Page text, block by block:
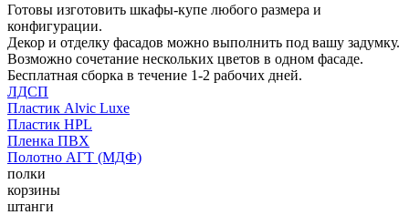
Готовы изготовить шкафы-купе любого размера и
конфигурации.
Декор и отделку фасадов можно выполнить под вашу задумку.
Возможно сочетание нескольких цветов в одном фасаде.
Бесплатная сборка в течение 1-2 рабочих дней.
ЛДСП
Пластик Alvic Luxe
Пластик HPL
Пленка ПВХ
Полотно АГТ (МДФ)
полки
корзины
штанги